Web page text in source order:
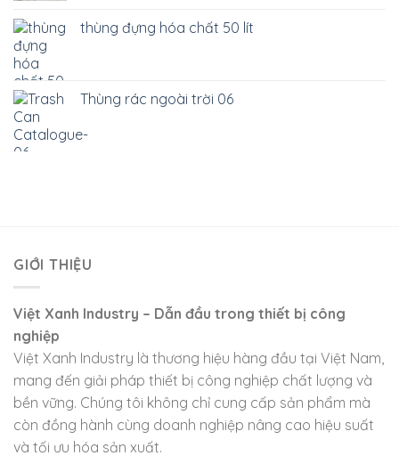
thùng đựng hóa chất 50 lít
Thùng rác ngoài trời 06
GIỚI THIỆU
Việt Xanh Industry – Dẫn đầu trong thiết bị công
nghiệp
Việt Xanh Industry là thương hiệu hàng đầu tại Việt Nam,
mang đến giải pháp thiết bị công nghiệp chất lượng và
bền vững. Chúng tôi không chỉ cung cấp sản phẩm mà
còn đồng hành cùng doanh nghiệp nâng cao hiệu suất
và tối ưu hóa sản xuất.